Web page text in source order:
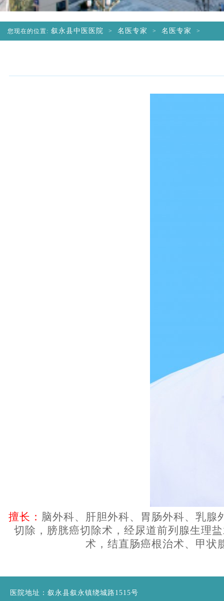
您现在的位置: 叙永县中医医院 > 名医专家 > 名医专家 >
擅长： 脑外科、肝胆外科、胃肠外科、乳腺
切除，膀胱癌切除术，经尿道前列腺生理
术，结直肠癌根治术、甲状
医院地址：叙永县叙永镇绕城路1515号